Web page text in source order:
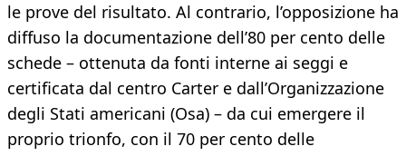
le prove del risultato. Al contrario, l’opposizione ha
diffuso la documentazione dell’80 per cento delle
schede – ottenuta da fonti interne ai seggi e
certificata dal centro Carter e dall’Organizzazione
degli Stati americani (Osa) – da cui emergere il
proprio trionfo, con il 70 per cento delle